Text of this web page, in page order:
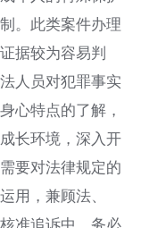
。此类案件办理
据较为容易判
人员对犯罪事实
心特点的了解，
长环境，深入开
要对法律规定的
用，兼顾法、
准追诉中，务必